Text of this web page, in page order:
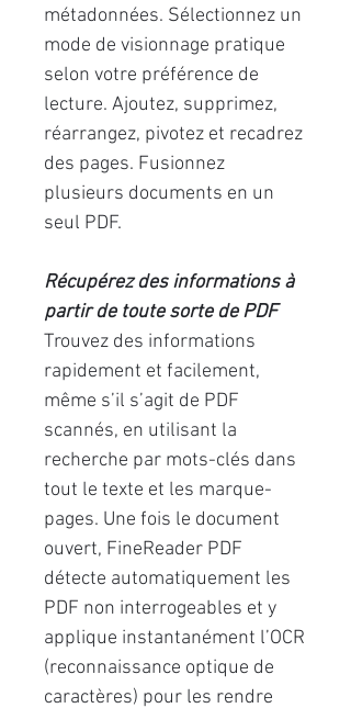
métadonnées. Sélectionnez un
mode de visionnage pratique
selon votre préférence de
lecture. Ajoutez, supprimez,
réarrangez, pivotez et recadrez
des pages. Fusionnez
plusieurs documents en un
seul PDF.
Récupérez des informations à
partir de toute sorte de PDF
Trouvez des informations
rapidement et facilement,
même s’il s’agit de PDF
scannés, en utilisant la
recherche par mots-clés dans
tout le texte et les marque-
pages. Une fois le document
ouvert, FineReader PDF
détecte automatiquement les
PDF non interrogeables et y
applique instantanément l’OCR
(reconnaissance optique de
caractères) pour les rendre